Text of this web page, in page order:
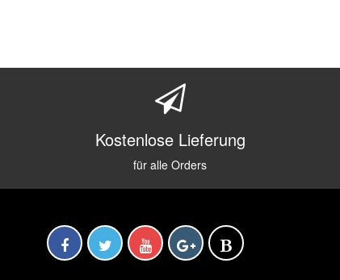
Kostenlose Lieferung
für alle Orders